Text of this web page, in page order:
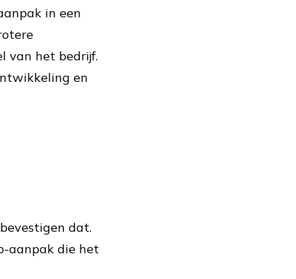
in een
van het bedrijf.
en
dat.
aanpak die het